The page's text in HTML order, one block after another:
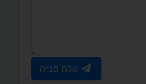
שלח פנייה